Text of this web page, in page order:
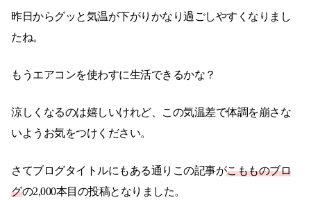
昨日からグッと気温が下がりかなり過ごしやすくなりまし
たね。
もうエアコンを使わすに生活できるかな？
涼しくなるのは嬉しいけれど、この気温差で体調を崩さな
いようお気をつけください。
さてブログタイトルにもある通りこの記事がこもものブロ
グの2,000本目の投稿となりました。